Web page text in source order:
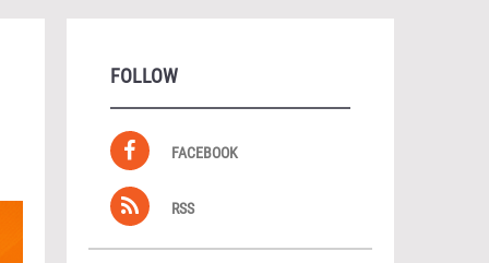
FOLLOW
FACEBOOK
RSS